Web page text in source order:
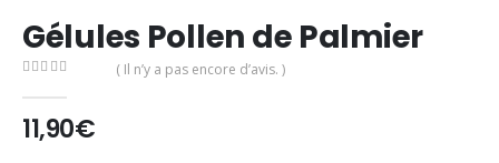
Gélules Pollen de Palmier
( Il n’y a pas encore d’avis. )
11,90€